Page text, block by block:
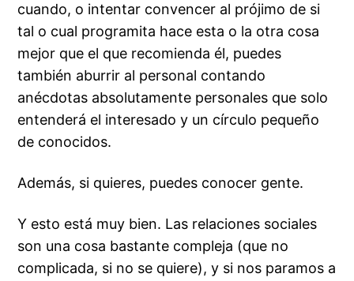
cuando, o intentar convencer al prójimo de si
tal o cual programita hace esta o la otra cosa
mejor que el que recomienda él, puedes
también aburrir al personal contando
anécdotas absolutamente personales que solo
entenderá el interesado y un círculo pequeño
de conocidos.
Además, si quieres, puedes conocer gente.
Y esto está muy bien. Las relaciones sociales
son una cosa bastante compleja (que no
complicada, si no se quiere), y si nos paramos a